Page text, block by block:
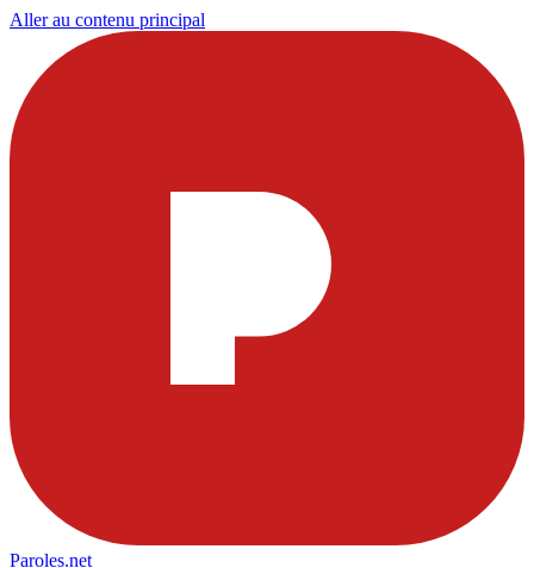
Aller au contenu principal
Paroles.net